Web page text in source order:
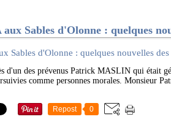
Sables d'Olonne : quelques
d'un des prévenus Patrick MASLIN qui était
comme personnes morales. Monsieur
Repost 0